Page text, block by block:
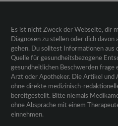
Es ist nicht Zweck der Webseite, dir
Diagnosen zu stellen oder dich davon
gehen. Du solltest Informationen aus
Quelle für gesundheitsbezogene
gesundheitlichen Beschwerden frage
Arzt oder Apotheker. Die Artikel und
ohne direkte medizinisch-
bereitgestellt. Bitte niemals
ohne Absprache mit einem
einnehmen.